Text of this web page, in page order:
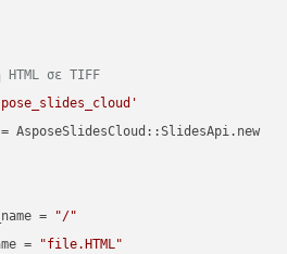
HTML σε TIFF
AsposeSlidesCloud::SlidesApi.new
=
"/"
=
"file.HTML"